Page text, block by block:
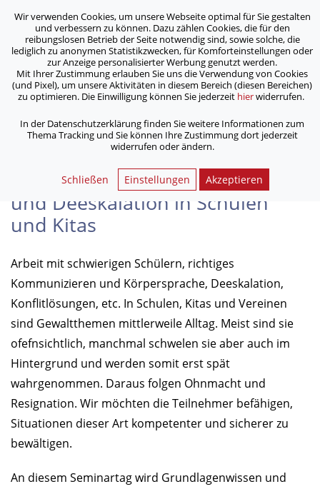
ASB Bonn/Rhein-Sieg/Eifel e.V.
bewegt Menschen
Home / Bildungswerk / Fort- und Weiterbildungen /
Seminar zur Gewaltprävention und Deeskalation in Schulen
Seminar zur Gewaltprävention
und Deeskalation in Schulen
und Kitas
Arbeit mit schwierigen Schülern, richtiges
Kommunizieren und Körpersprache, Deeskalation,
Konflitlösungen, etc. In Schulen, Kitas und Vereinen
sind Gewaltthemen mittlerweile Alltag. Meist sind sie
ofefnsichtlich, manchmal schwelen sie aber auch im
Hintergrund und werden somit erst spät
wahrgenommen. Daraus folgen Ohnmacht und
Resignation. Wir möchten die Teilnehmer befähigen,
Situationen dieser Art kompetenter und sicherer zu
bewältigen.
An diesem Seminartag wird Grundlagenwissen und
Wir verwenden Cookies, um unsere Webseite optimal für Sie gestalten
und verbessern zu können. Dazu zählen Cookies, die für den
reibungslosen Betrieb der Seite notwendig sind, sowie solche, die
lediglich zu anonymen Statistikzwecken, für Komforteinstellungen oder
zur Anzeige personalisierter Werbung genutzt werden.
Mit Ihrer Zustimmung erlauben Sie uns die Verwendung von Cookies
(und Pixel), um unsere Aktivitäten in diesem Bereich (diesen Bereichen)
zu optimieren. Die Einwilligung können Sie jederzeit hierwiderrufen.
In der Datenschutzerklärung finden Sie weitere Informationen zum
Thema Tracking und Sie können Ihre Zustimmung dort jederzeit
widerrufen oder ändern.
Schließen Einstellungen Akzeptieren